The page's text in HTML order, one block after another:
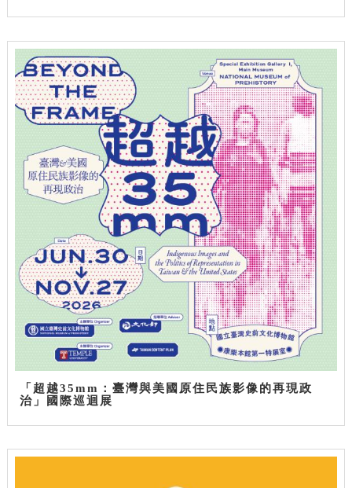
「超越35mm：臺灣與美國原住民族影像的再現政
治」國際巡迴展